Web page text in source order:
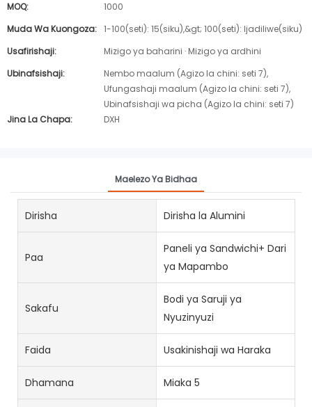
MOQ:
1000
Muda Wa Kuongoza: 1-100(seti): 15(siku),&gt; 100(seti): Ijadiliwe(siku)
Usafirishaji:
Mizigo ya baharini · Mizigo ya ardhini
Ubinafsishaji:
Nembo maalum (Agizo la chini: seti 7),
Ufungashaji maalum (Agizo la chini: seti 7),
Ubinafsishaji wa picha (Agizo la chini: seti 7)
Jina La Chapa:
DXH
Maelezo Ya Bidhaa
Dirisha Dirisha la Alumini
Paa
Paneli ya Sandwichi+ Dari
ya Mapambo
Sakafu
Bodi ya Saruji ya
Nyuzinyuzi
Faida Usakinishaji wa Haraka
Dhamana Miaka 5